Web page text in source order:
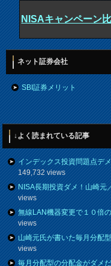
NISAキャンペーン
ネット証券会社
SBI証券メリット
↓よく読まれている記事
インデックス投資問題点デ
149,732 views
NISA長期投資ダメ！山崎元
views
無線LAN機器変更で１０倍
views
山崎元氏が書いた毎月分配
views
毎月分配型の分配金がダメ